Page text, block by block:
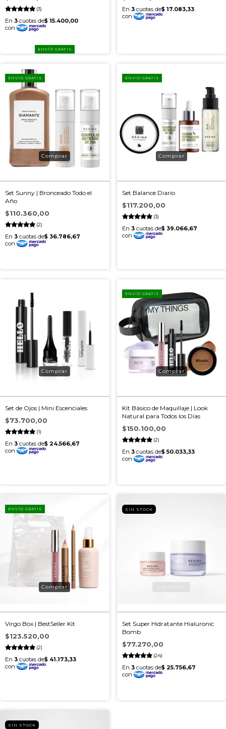
(3)
ENVÍO GRATIS
ENVÍO GRATIS
Set Sunny | Bronceado Todo el
Año
(2)
$110.360,00
ENVÍO GRATIS
Set Balance Diario
(3)
$117.200,00
Set de Ojos | Mini Escenciales
(1)
$73.700,00
ENVÍO GRATIS
Kit Básico de Maquillaje | Look
Natural para Todos los Días
(2)
$150.100,00
ENVÍO GRATIS
Virgo Box | BestSeller Kit
(2)
$123.520,00
SIN STOCK
Set Super Hidratante Hialuronic
Bomb
(24)
$77.270,00
SIN STOCK